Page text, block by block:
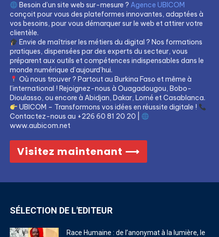
Besoin d’un site web sur-mesure ? Agence UBICOM
conçoit pour vous des plateformes innovantes, adaptées à
vos besoins, pour vous démarquer sur le web et attirer votre
clientèle.
Envie de maîtriser les métiers du digital ? Nos formations
pratiques, dispensées par des experts du secteur, vous
préparent aux outils et compétences indispensables dans le
monde numérique d’aujourd’hui.
Où nous trouver ? Partout au Burkina Faso et même à
l’international ! Rejoignez-nous à Ouagadougou, Bobo-
Dioulasso, ou encore à Abidjan, Dakar, Lomé et Casablanca.
UBICOM – Transformons vos idées en réussite digitale !
Contactez-nous au +226 60 81 20 20 |
www.aubicom.net
Visitez maintenant ⟶
SÉLECTION DE L'EDITEUR
Race Humaine : de l’anonymat à la lumière, le